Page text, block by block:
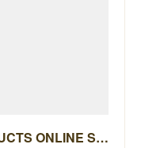
FUMP + fofo - BEAUTY PRODUCTS ONLINE STORE -